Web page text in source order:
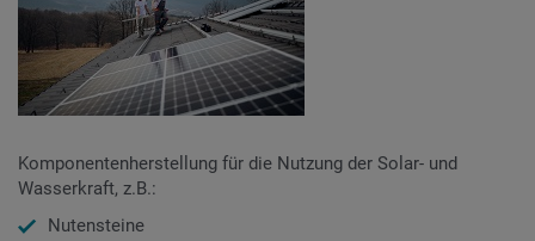
Komponentenherstellung für die Nutzung der Solar- und
Wasserkraft, z.B.:
Nutensteine